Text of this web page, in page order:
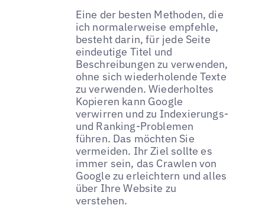
Eine der besten Methoden, die
ich normalerweise empfehle,
besteht darin, für jede Seite
eindeutige Titel und
Beschreibungen zu verwenden,
ohne sich wiederholende Texte
zu verwenden. Wiederholtes
Kopieren kann Google
verwirren und zu Indexierungs-
und Ranking-Problemen
führen. Das möchten Sie
vermeiden. Ihr Ziel sollte es
immer sein, das Crawlen von
Google zu erleichtern und alles
über Ihre Website zu
verstehen.